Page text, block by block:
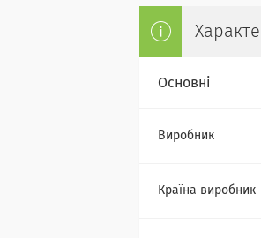
Основні
Виробник
Країна виробник